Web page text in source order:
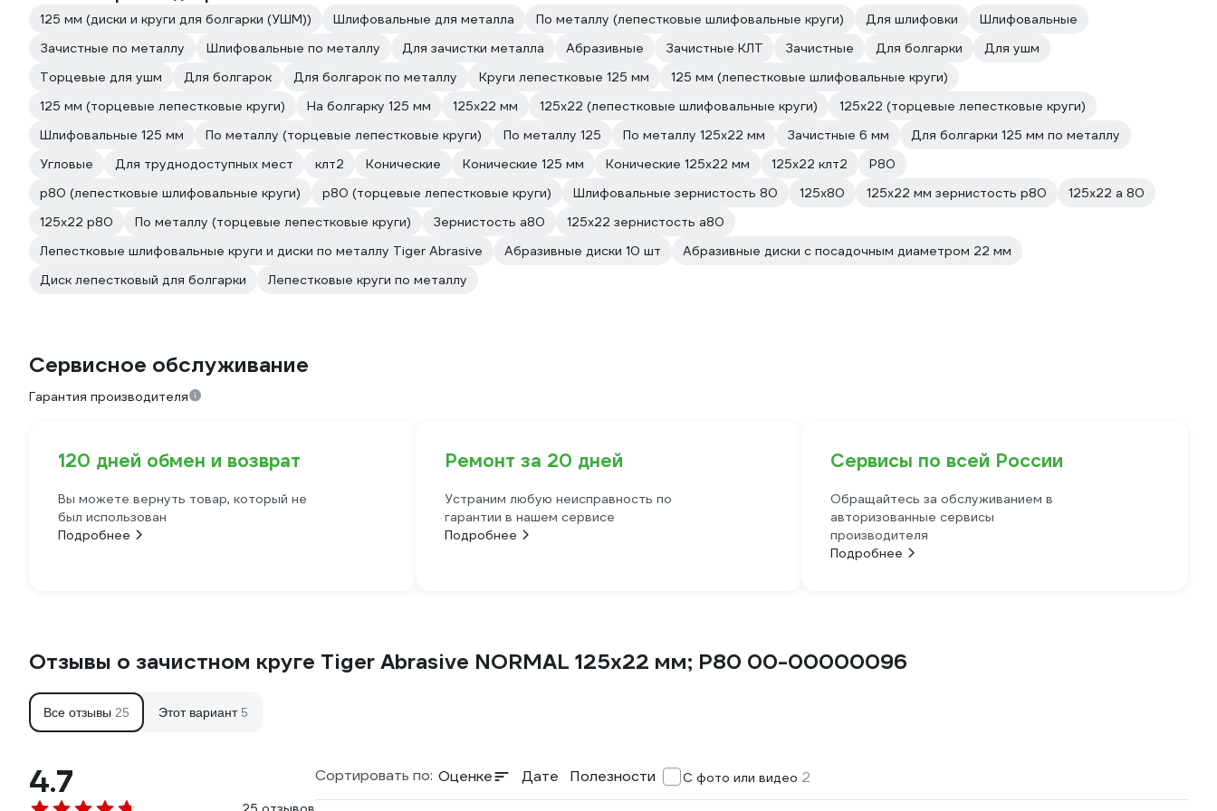
125 мм (диски и круги для болгарки (УШМ)) Шлифовальные для металла По металлу (лепестковые шлифовальные круги) Для шлифовки
Шлифовальные
Зачистные по металлу
Шлифовальные по металлу Для зачистки металла Абразивные Зачистные КЛТ Зачистные Для болгарки
Для ушм
Торцевые для ушм
Для болгарок Для болгарок по металлу Круги лепестковые 125 мм
125 мм (лепестковые шлифовальные круги)
125 мм (торцевые лепестковые круги)
На болгарку 125 мм 125х22 мм 125х22 (лепестковые шлифовальные круги)
125х22 (торцевые лепестковые круги)
Шлифовальные 125 мм
По металлу (торцевые лепестковые круги) По металлу 125 По металлу 125х22 мм Зачистные 6 мм
Для болгарки 125 мм по металлу
Угловые
Для труднодоступных мест клт2 Конические Конические 125 мм Конические 125х22 мм 125х22 клт2
Р80
р80 (лепестковые шлифовальные круги)
р80 (торцевые лепестковые круги) Шлифовальные зернистость 80 125х80 125х22 мм зернистость p80
125х22 а 80
125х22 р80
По металлу (торцевые лепестковые круги) Зернистость а80
125х22 зернистость а80
Лепестковые шлифовальные круги и диски по металлу Tiger Abrasive
Абразивные диски 10 шт
Абразивные диски с посадочным диаметром 22 мм
Диск лепестковый для болгарки
Лепестковые круги по металлу
Сервисное обслуживание
Гарантия производителя
120 дней обмен и возврат
Вы можете вернуть товар, который не
был использован
Подробнее
Ремонт за 20 дней
Устраним любую неисправность по
гарантии в нашем сервисе
Подробнее
Сервисы по всей России
Обращайтесь за обслуживанием в
авторизованные сервисы
производителя
Подробнее
Отзывы о зачистном круге Tiger Abrasive NORMAL 125х22 мм; P80 00-00000096
Все отзывы 25 Этот вариант 5
4.7 Сортировать по: Оценке Дате Полезности С фото или видео 2